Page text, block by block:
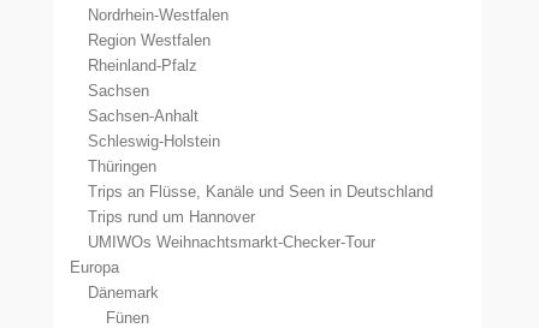
Nordrhein-Westfalen
Region Westfalen
Rheinland-Pfalz
Sachsen
Sachsen-Anhalt
Schleswig-Holstein
Thüringen
Trips an Flüsse, Kanäle und Seen in Deutschland
Trips rund um Hannover
UMIWOs Weihnachtsmarkt-Checker-Tour
Europa
Dänemark
Fünen